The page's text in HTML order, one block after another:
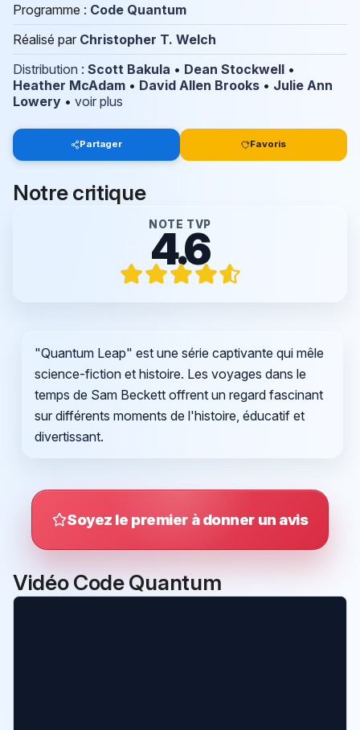
Programme : Code Quantum
Réalisé par Christopher T. Welch
Distribution : Scott Bakula • Dean Stockwell •
Heather McAdam • David Allen Brooks • Julie Ann
Lowery • voir plus
Partager Favoris
Notre critique
NOTE TVP
4.6
"Quantum Leap" est une série captivante qui mêle
science-fiction et histoire. Les voyages dans le
temps de Sam Beckett offrent un regard fascinant
sur différents moments de l'histoire, éducatif et
divertissant.
Soyez le premier à donner un avis
Vidéo Code Quantum